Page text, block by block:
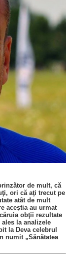
de mult, că
ori că aţi trecut pe
atât de mult
aceştia au urmat
obţii rezultate
la analizele
la Deva celebrul
numit „Sănătatea